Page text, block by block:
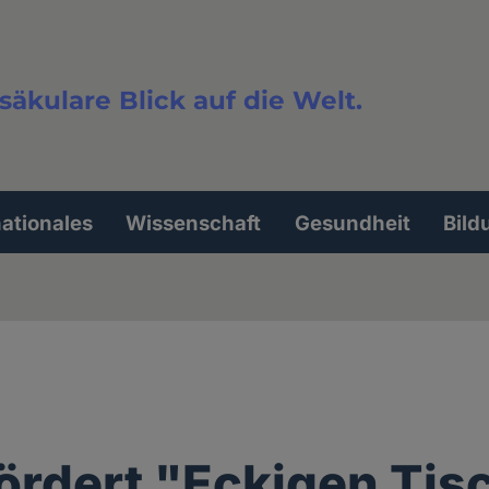
Blick auf die Welt.
Wissenschaft Gesundheit